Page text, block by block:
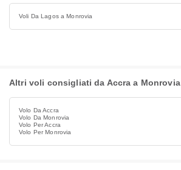
Voli Da Lagos a Monrovia
Altri voli consigliati da Accra a Monrovia
Volo Da Accra
Volo Da Monrovia
Volo Per Accra
Volo Per Monrovia